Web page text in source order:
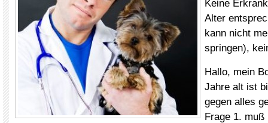
Keine
Alter
kann nicht
springen),
Hallo, mein
Jahre alt ist
gegen alles
Frage 1.